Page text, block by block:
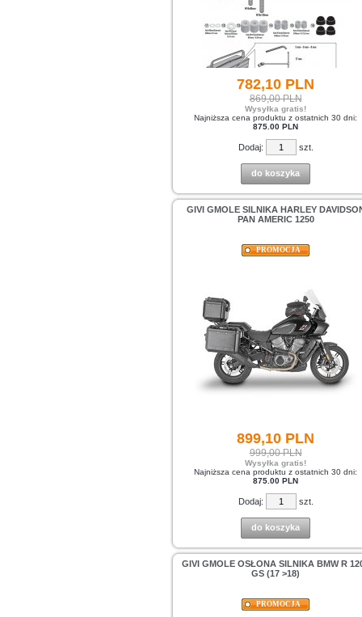
782,10 PLN
869,00 PLN
Wysyłka gratis!
Najniższa cena produktu z ostatnich 30 dni:
875.00 PLN
Dodaj: szt.
do koszyka
GIVI GMOLE SILNIKA HARLEY
PAN AMERIC 1250
PROMOCJA
899,10 PLN
999,00 PLN
Wysyłka gratis!
Najniższa cena produktu z ostatnich 30 dni:
875.00 PLN
Dodaj: szt.
do koszyka
GIVI GMOLE OSŁONA SILNIKA BMW R
GS (17 >18)
PROMOCJA